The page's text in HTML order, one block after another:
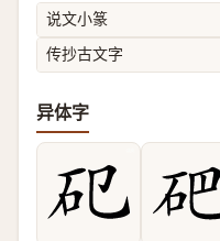
说文小篆
传抄古文字
异体字